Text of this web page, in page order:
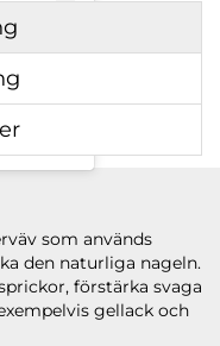
som används
den naturliga nageln.
förstärka svaga
gellack och